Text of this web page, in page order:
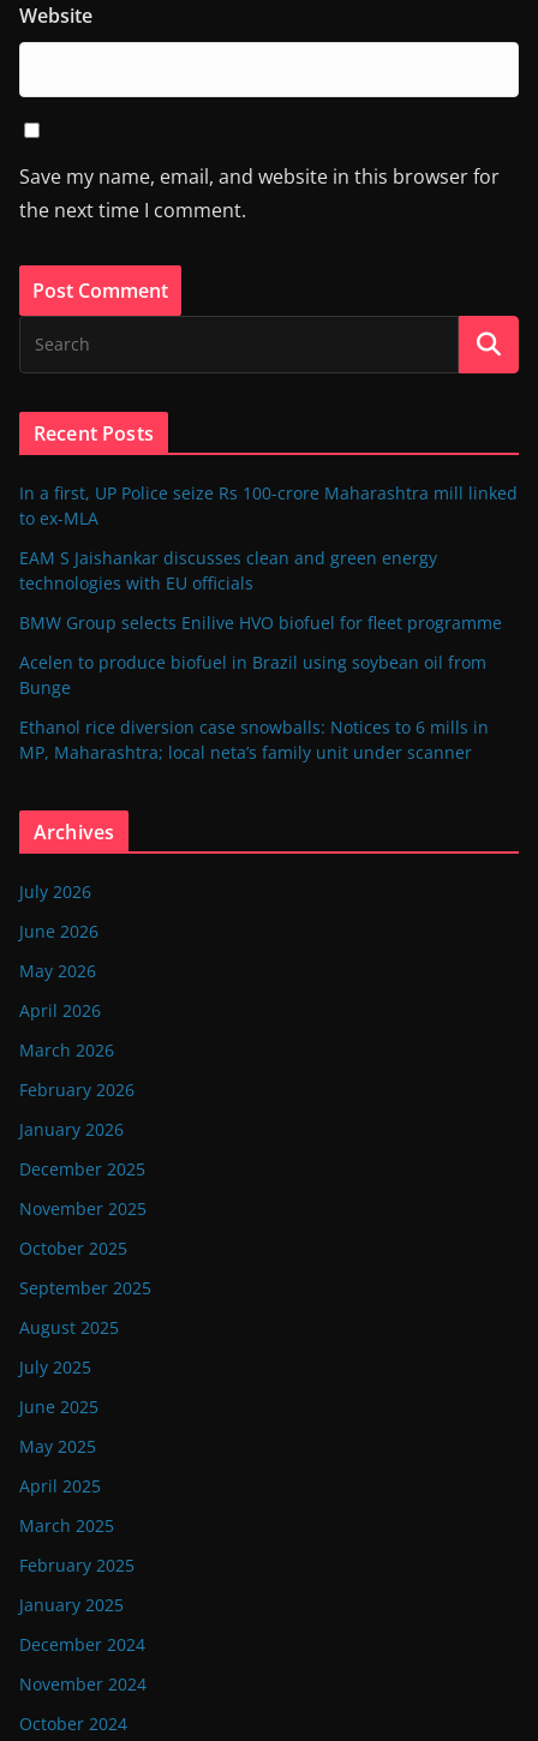
Website
Save my name, email, and website in this browser for
the next time I comment.
Recent Posts
In a first, UP Police seize Rs 100-crore Maharashtra mill linked
to ex-MLA
EAM S Jaishankar discusses clean and green energy
technologies with EU officials
BMW Group selects Enilive HVO biofuel for fleet programme
Acelen to produce biofuel in Brazil using soybean oil from
Bunge
Ethanol rice diversion case snowballs: Notices to 6 mills in
MP, Maharashtra; local neta’s family unit under scanner
Archives
July 2026
June 2026
May 2026
April 2026
March 2026
February 2026
January 2026
December 2025
November 2025
October 2025
September 2025
August 2025
July 2025
June 2025
May 2025
April 2025
March 2025
February 2025
January 2025
December 2024
November 2024
October 2024